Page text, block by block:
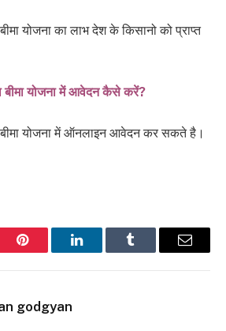
योजना का लाभ देश के किसानो को प्राप्त
बीमा योजना में आवेदन कैसे करें?
बीमा योजना में ऑनलाइन आवेदन कर सकते है।
Pinterest LinkedInTumblr Email
godgyan